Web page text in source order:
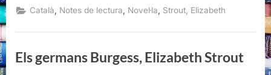
Barton,
Elizabeth
Català Notes de lectura Novel·la Strout, Elizabeth
Els germans Burgess, Elizabeth Strout